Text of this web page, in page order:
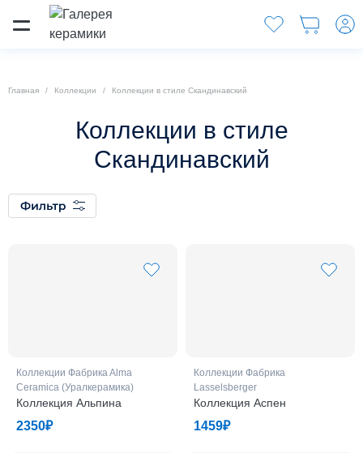
Главная Коллекции Коллекции в стиле Скандинавский
Коллекции в стиле
Скандинавский
Коллекции Фабрикa Alma
Ceramica (Уралкерамика)
Коллекция Альпина
2350₽
Коллекции Фабрикa
Lasselsberger
Коллекция Аспен
1459₽